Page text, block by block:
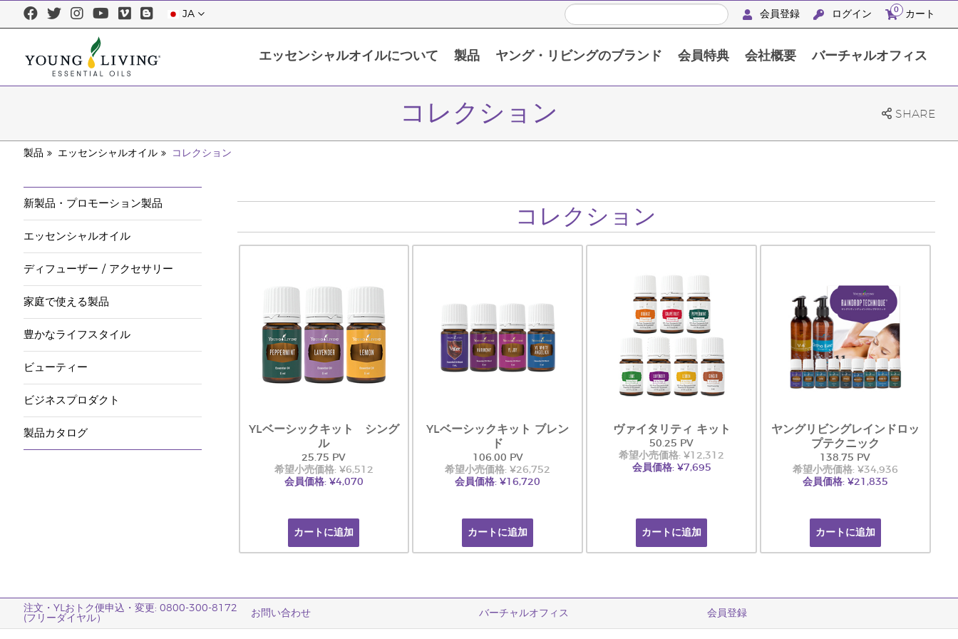
JA 会員登録 ログイン 0 カート
エッセンシャルオイルについて 製品 ヤング・リビングのブランド 会員特典 会社概要 バーチャルオフィス
コレクション SHARE
製品 エッセンシャルオイル コレクション
新製品・プロモーション製品
エッセンシャルオイル
ディフューザー / アクセサリー
家庭で使える製品
豊かなライフスタイル
ビューティー
ビジネスプロダクト
製品カタログ
コレクション
YLベーシックキット シング
ル
25.75 PV
希望小売価格: ¥6,512
会員価格: ¥4,070
カートに追加
YLベーシックキット ブレン
ド
106.00 PV
希望小売価格: ¥26,752
会員価格: ¥16,720
カートに追加
ヴァイタリティ キット
50.25 PV
希望小売価格: ¥12,312
会員価格: ¥7,695
カートに追加
ヤングリビングレインドロッ
プテクニック
138.75 PV
希望小売価格: ¥34,936
会員価格: ¥21,835
カートに追加
注文・YLおトク便申込・変更: 0800-300-8172
(フリーダイヤル）
お問い合わせ バーチャルオフィス 会員登録